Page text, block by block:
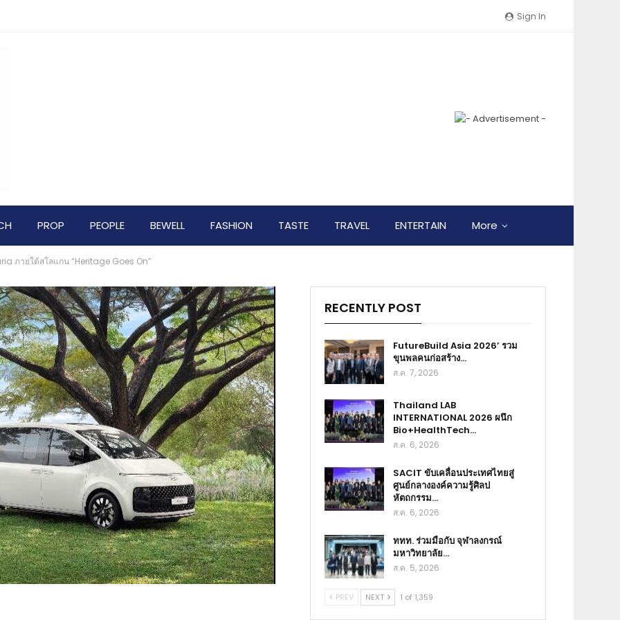
Sign In
PROP PEOPLE BEWELL FASHION TASTE TRAVEL ENTERTAIN More
ภายใต้สโลแกน “Heritage Goes On”
RECENTLY POST
FutureBuild Asia 2026’ รวม
ขุนพลคนก่อสร้าง…
ส.ค. 7, 2026
Thailand LAB
INTERNATIONAL 2026 ผนึก
Bio+HealthTech…
ส.ค. 6, 2026
SACIT ขับเคลื่อนประเทศไทยสู่
ศูนย์กลางองค์ความรู้ศิลป
หัตถกรรม…
ส.ค. 6, 2026
ททท. ร่วมมือกับ จุฬาลงกรณ์
มหาวิทยาลัย…
ส.ค. 5, 2026
PREV NEXT 1 of 1,359